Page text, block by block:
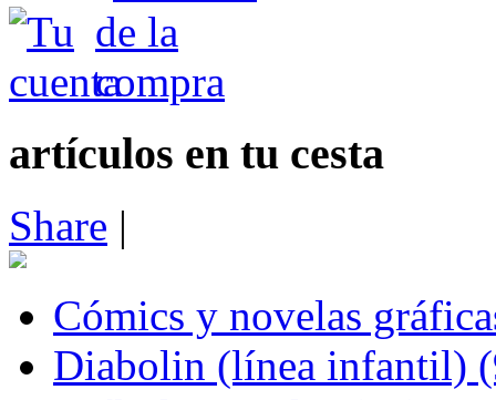
artículos en tu cesta
Share |
Cómics y novelas
Diabolin (línea infantil)